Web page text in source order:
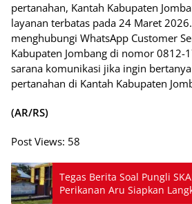
pertanahan, Kantah Kabupaten
layanan terbatas pada 24 Maret
menghubungi WhatsApp Customer
Kabupaten Jombang di nomor 0812-
sarana komunikasi jika ingin
pertanahan di Kantah Kabupaten
(AR/RS)
Post Views: 58
Tegas Berita Soal Pungli
Perikanan Aru Siapkan